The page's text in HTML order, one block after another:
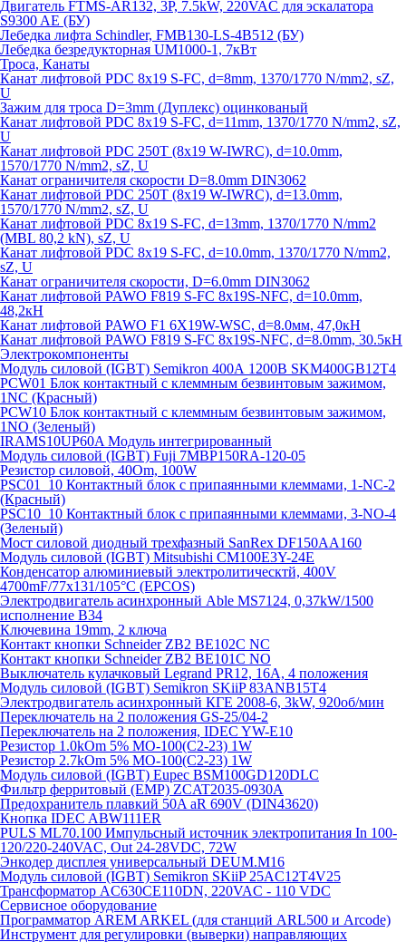
Двигатель FTMS-AR132, 3P, 7.5kW, 220VAC для эскалатора
S9300 AE (БУ)
Лебедка лифта Schindler, FMB130-LS-4B512 (БУ)
Лебедка безредукторная UM1000-1, 7кВт
Троса, Канаты
Канат лифтовой PDC 8x19 S-FC, d=8mm, 1370/1770 N/mm2, sZ,
U
Зажим для троса D=3mm (Дуплекс) оцинкованый
Канат лифтовой PDC 8x19 S-FC, d=11mm, 1370/1770 N/mm2, sZ,
U
Канат лифтовой PDC 250T (8x19 W-IWRC), d=10.0mm,
1570/1770 N/mm2, sZ, U
Канат ограничителя скорости D=8.0mm DIN3062
Канат лифтовой PDC 250T (8x19 W-IWRC), d=13.0mm,
1570/1770 N/mm2, sZ, U
Канат лифтовой PDC 8х19 S-FC, d=13mm, 1370/1770 N/mm2
(MBL 80,2 kN), sZ, U
Канат лифтовой PDC 8x19 S-FC, d=10.0mm, 1370/1770 N/mm2,
sZ, U
Канат ограничителя скорости, D=6.0mm DIN3062
Канат лифтовой PAWO F819 S-FC 8х19S-NFC, d=10.0mm,
48,2кН
Канат лифтовой PAWO F1 6X19W-WSC, d=8.0мм, 47,0кН
Канат лифтовой PAWO F819 S-FC 8х19S-NFC, d=8.0mm, 30.5кН
Электрокомпоненты
Модуль силовой (IGBT) Semikron 400А 1200В SKM400GB12T4
PCW01 Блок контактный с клеммным безвинтовым зажимом,
1NC (Красный)
PCW10 Блок контактный с клеммным безвинтовым зажимом,
1NO (Зеленый)
IRAMS10UP60A Модуль интегрированный
Модуль силовой (IGBT) Fuji 7MBP150RA-120-05
Резистор силовой, 40Om, 100W
PSC01_10 Контактный блок с припаянными клеммами, 1-NC-2
(Красный)
PSC10_10 Контактный блок с припаянными клеммами, 3-NO-4
(Зеленый)
Мост силовой диодный трехфазный SanRex DF150AA160
Модуль силовой (IGBT) Mitsubishi CM100E3Y-24E
Конденсатор алюминиевый электролитическтй, 400V
4700mF/77x131/105°C (EPCOS)
Электродвигатель асинхронный Able MS7124, 0,37kW/1500
исполнение В34
Ключевина 19mm, 2 ключа
Контакт кнопки Schneider ZB2 BE102C NC
Контакт кнопки Schneider ZB2 BE101C NO
Выключатель кулачковый Legrand PR12, 16A, 4 положения
Модуль силовой (IGBT) Semikron SKiiP 83ANB15T4
Электродвигатель асинхронный КГЕ 2008-6, 3kW, 920об/мин
Переключатель на 2 положения GS-25/04-2
Переключатель на 2 положения, IDEC YW-E10
Резистор 1.0kOm 5% МО-100(С2-23) 1W
Резистор 2.7kOm 5% МО-100(С2-23) 1W
Модуль силовой (IGBT) Eupec BSM100GD120DLC
Фильтр ферритовый (EMP) ZCAT2035-0930A
Предохранитель плавкий 50A aR 690V (DIN43620)
Кнопка IDEC ABW111ER
PULS ML70.100 Импульсный источник электропитания In 100-
120/220-240VAC, Out 24-28VDC, 72W
Энкодер дисплея универсальный DEUM.M16
Модуль силовой (IGBT) Semikron SKiiP 25AC12T4V25
Трансформатор AC630CE110DN, 220VAC - 110 VDC
Сервисное оборудование
Программатор AREM ARKEL (для станций ARL500 и Arcode)
Инструмент для регулировки (выверки) направляющих